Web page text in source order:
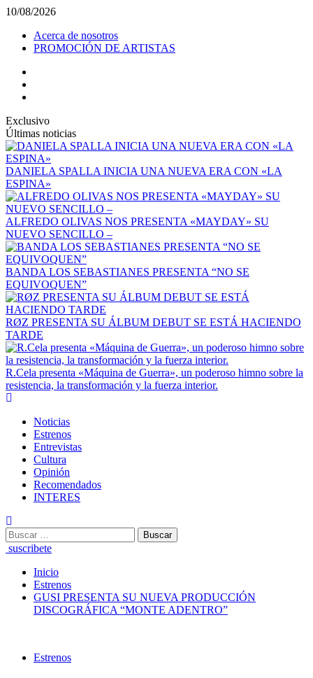
10/08/2026
Acerca de nosotros
PROMOCIÓN DE ARTISTAS
Exclusivo
Últimas noticias
DANIELA SPALLA INICIA UNA NUEVA ERA CON «LA
ESPINA»
ALFREDO OLIVAS NOS PRESENTA «MAYDAY» SU
NUEVO SENCILLO –
BANDA LOS SEBASTIANES PRESENTA “NO SE
EQUIVOQUEN”
RØZ PRESENTA SU ÁLBUM DEBUT SE ESTÁ HACIENDO
TARDE
R.Cela presenta «Máquina de Guerra», un poderoso himno sobre la
resistencia, la transformación y la fuerza interior.
Noticias
Estrenos
Entrevistas
Cultura
Opinión
Recomendados
INTERES
suscribete
Inicio
Estrenos
GUSI PRESENTA SU NUEVA PRODUCCIÓN
DISCOGRÁFICA “MONTE ADENTRO”
Estrenos